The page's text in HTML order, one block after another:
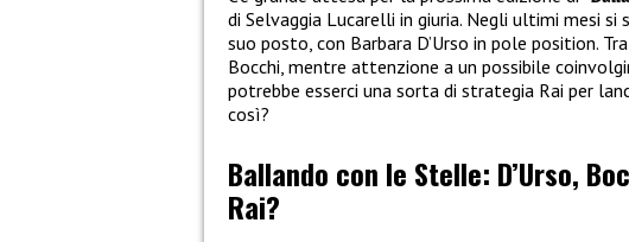
di Selvaggia Lucarelli in giuria. Negli ultimi mesi si
suo posto, con Barbara D’Urso in pole position.
Bocchi, mentre attenzione a un possibile
potrebbe esserci una sorta di strategia Rai per
così?
Ballando con le Stelle: D’Urso,
Rai?